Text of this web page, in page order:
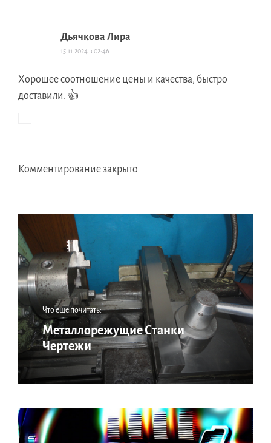
Дьячкова Лира
15.11.2024 в 02:46
Хорошее соотношение цены и качества, быстро
доставили. 👍
Комментирование закрыто
Что еще почитать:
Металлорежущие Станки
Чертежи